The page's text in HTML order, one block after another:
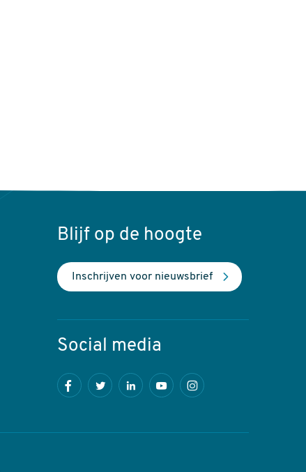
Blijf op de hoogte
Inschrijven voor nieuwsbrief
Social media